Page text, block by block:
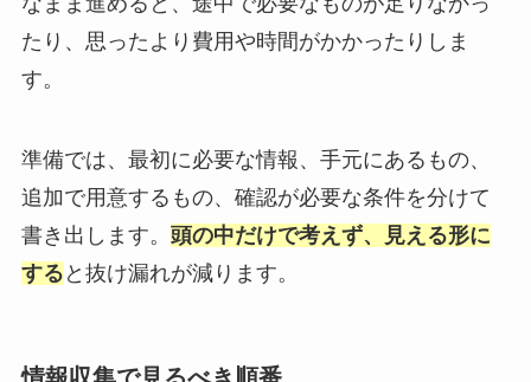
たり、思ったより費用や時間がかかったりしま
す。
準備では、最初に必要な情報、手元にあるもの、
追加で用意するもの、確認が必要な条件を分けて
書き出します。 頭の中だけで考えず、見える形に
する と抜け漏れが減ります。